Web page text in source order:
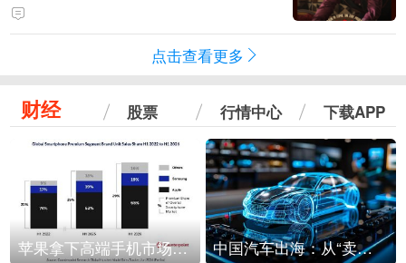
点击查看更多
财经 股票 行情中心 下载APP
苹果拿下高端手机市场65%的份额：iPhone 17系列功不可没 中国汽车出海：从“卖出去”到“走进去”